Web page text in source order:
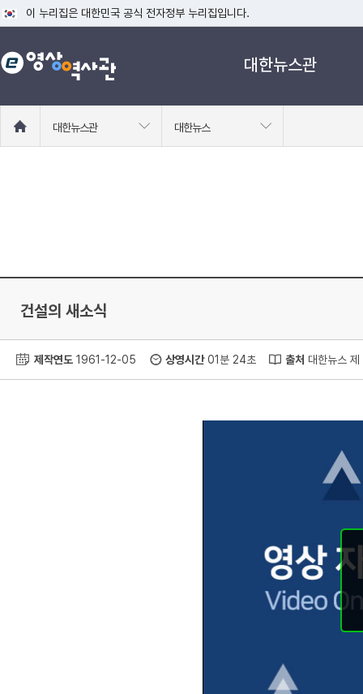
이 누리집은 대한민국 공식 전자정부 누리집입니다.
공식 누리집 주소 확인하기
go.kr 주소를 사용하는 누리집은 대한민국 정부기관이 관리하는 누리집입니
대한뉴스관
로
대한뉴스관 대한뉴스
건설의 새소식
제작연도 1961-12-05 상영시간01분 24초 출처 대한뉴스